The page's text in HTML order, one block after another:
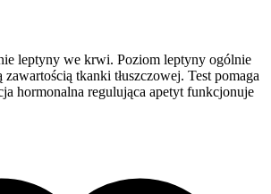
leptyny we krwi. Poziom leptyny ogólnie
tkanki tłuszczowej. Test pomaga
hormonalna regulująca apetyt funkcjonuje